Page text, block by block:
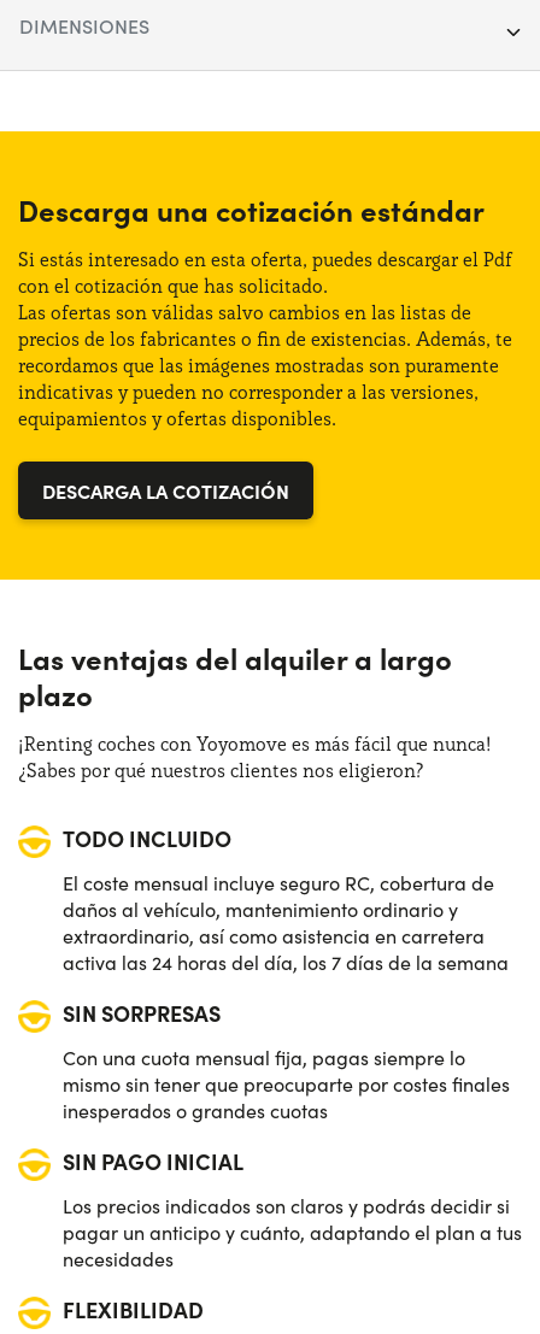
Tracción:Anterior
Plazas de estacionamiento:5
Potencia:145 CV
Distintivo:C
DIMENSIONES
Maletero (max):1280 lt
Maletero (min):415 lt
Descarga una cotización estándar
Si estás interesado en esta oferta, puedes descargar el Pdf
con el cotización que has solicitado.
Las ofertas son válidas salvo cambios en las listas de
precios de los fabricantes o fin de existencias. Además, te
recordamos que las imágenes mostradas son puramente
indicativas y pueden no corresponder a las versiones,
equipamientos y ofertas disponibles.
DESCARGA LA COTIZACIÓN
Las ventajas del alquiler a largo
plazo
¡Renting coches con Yoyomove es más fácil que nunca!
¿Sabes por qué nuestros clientes nos eligieron?
TODO INCLUIDO
El coste mensual incluye seguro RC, cobertura de
daños al vehículo, mantenimiento ordinario y
extraordinario, así como asistencia en carretera
activa las 24 horas del día, los 7 días de la semana
SIN SORPRESAS
Con una cuota mensual fija, pagas siempre lo
mismo sin tener que preocuparte por costes finales
inesperados o grandes cuotas
SIN PAGO INICIAL
Los precios indicados son claros y podrás decidir si
pagar un anticipo y cuánto, adaptando el plan a tus
necesidades
FLEXIBILIDAD